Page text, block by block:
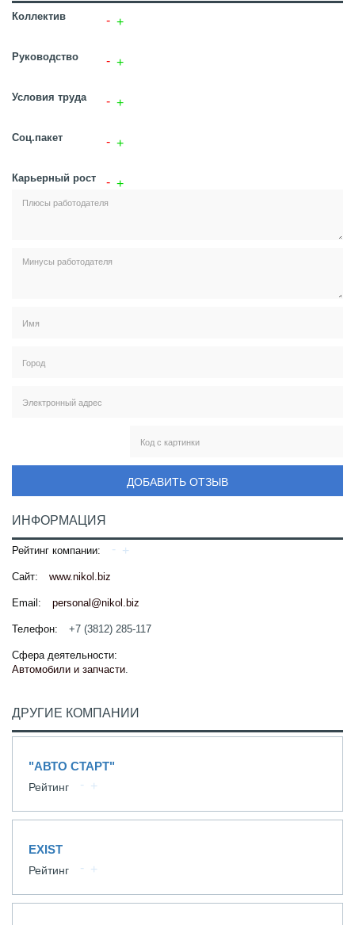
Коллектив
Руководство
Условия труда
Соц.пакет
Карьерный рост
ДОБАВИТЬ ОТЗЫВ
ИНФОРМАЦИЯ
Рейтинг компании:
Сайт: www.nikol.biz
Email: personal@nikol.biz
Телефон: +7 (3812) 285-117
Сфера деятельности:
Автомобили и запчасти.
ДРУГИЕ КОМПАНИИ
"АВТО СТАРТ"
Рейтинг
EXIST
Рейтинг